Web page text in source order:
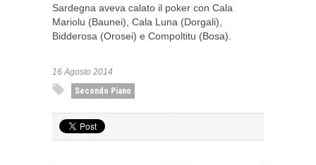
Sardegna aveva calato il poker con Cala
Mariolu (Baunei), Cala Luna (Dorgali),
Bidderosa (Orosei) e Compoltitu (Bosa).
16 Agosto 2014
Secondo Piano